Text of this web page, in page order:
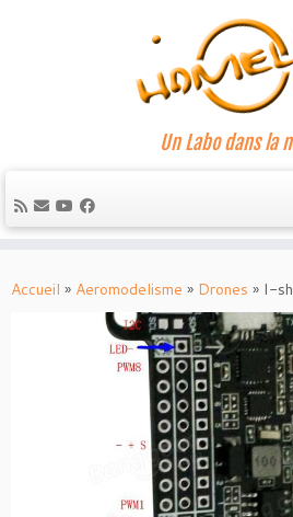
au
Un Labo dans la
Accueil » Aeromodelisme » Drones » I-